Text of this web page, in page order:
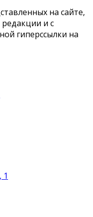
на сайте,
и с
гиперссылки на
1